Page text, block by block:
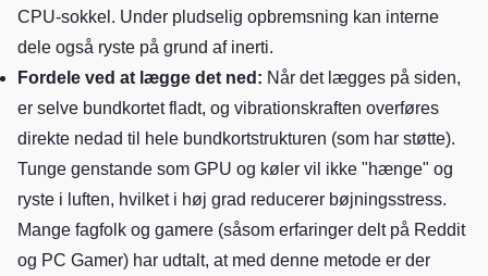
CPU-sokkel. Under pludselig opbremsning kan interne
dele også ryste på grund af inerti.
Fordele ved at lægge det ned: Når det lægges på siden,
er selve bundkortet fladt, og vibrationskraften overføres
direkte nedad til hele bundkortstrukturen (som har støtte).
Tunge genstande som GPU og køler vil ikke "hænge" og
ryste i luften, hvilket i høj grad reducerer bøjningsstress.
Mange fagfolk og gamere (såsom erfaringer delt på Reddit
og PC Gamer) har udtalt, at med denne metode er der